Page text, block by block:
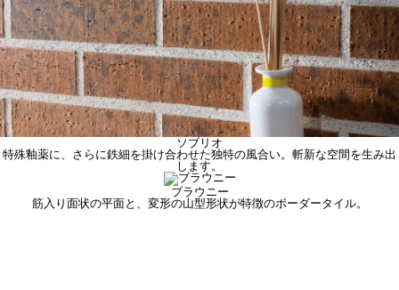
ソブリオ
特殊釉薬に、さらに鉄細を掛け合わせた独特の風合い。斬新な空間を生み出
します。
ブラウニー
筋入り面状の平面と、変形の山型形状が特徴のボーダータイル。